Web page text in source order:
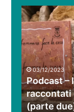
Podcast
–
I
proverbi
cilentani
raccontati
da
Guido
Santangelo
(parte
03/12/2023
Podcast –
raccontati
(parte